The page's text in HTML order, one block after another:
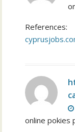
References:
online pokies